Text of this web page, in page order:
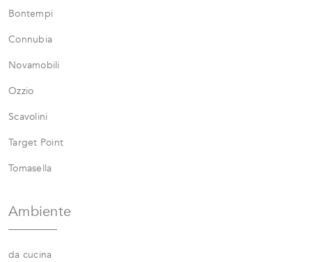
Bontempi
Connubia
Novamobili
Ozzio
Scavolini
Target Point
Tomasella
Ambiente
da cucina